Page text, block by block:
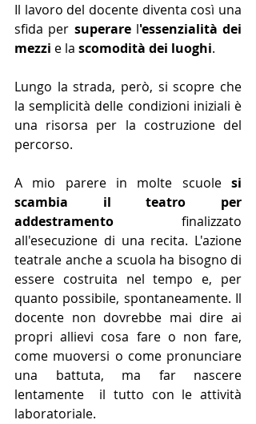
Il lavoro del docente diventa così una
sfida per superare l'essenzialità dei
mezzi e la scomodità dei luoghi.
Lungo la strada, però, si scopre che
la semplicità delle condizioni iniziali è
una risorsa per la costruzione del
percorso.
A mio parere in molte scuole si
scambia il teatro per
addestramento finalizzato
all'esecuzione di una recita. L'azione
teatrale anche a scuola ha bisogno di
essere costruita nel tempo e, per
quanto possibile, spontaneamente. Il
docente non dovrebbe mai dire ai
propri allievi cosa fare o non fare,
come muoversi o come pronunciare
una battuta, ma far nascere
lentamente  il tutto con le attività
laboratoriale.